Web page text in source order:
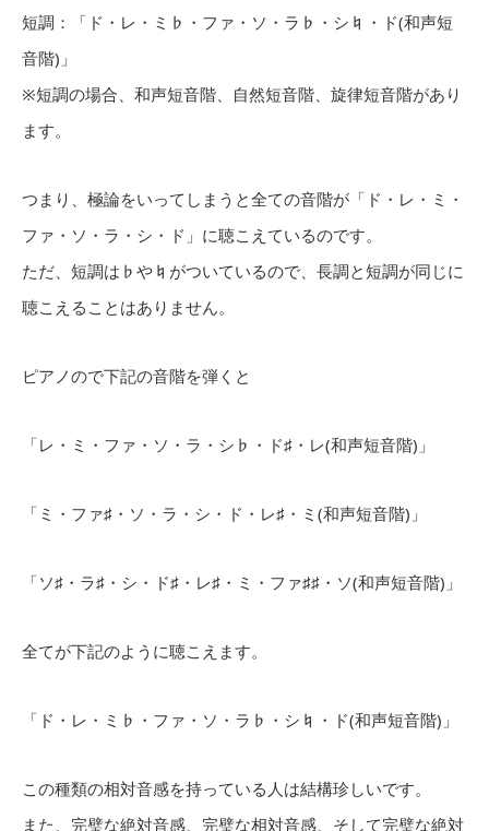
短調：「ド・レ・ミ♭・ファ・ソ・ラ♭・シ♮・ド(和声短
音階)」
※短調の場合、和声短音階、自然短音階、旋律短音階があり
ます。
つまり、極論をいってしまうと全ての音階が「ド・レ・ミ・
ファ・ソ・ラ・シ・ド」に聴こえているのです。
ただ、短調は♭や♮がついているので、長調と短調が同じに
聴こえることはありません。
ピアノので下記の音階を弾くと
「レ・ミ・ファ・ソ・ラ・シ♭・ド♯・レ(和声短音階)」
「ミ・ファ♯・ソ・ラ・シ・ド・レ♯・ミ(和声短音階)」
「ソ♯・ラ♯・シ・ド♯・レ♯・ミ・ファ♯♯・ソ(和声短音階)」
全てが下記のように聴こえます。
「ド・レ・ミ♭・ファ・ソ・ラ♭・シ♮・ド(和声短音階)」
この種類の相対音感を持っている人は結構珍しいです。
また、完璧な絶対音感、完璧な相対音感、そして完璧な絶対